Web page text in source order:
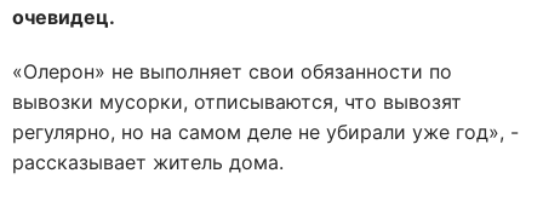
очевидец.
«Олерон» не выполняет свои обязанности по
вывозки мусорки, отписываются, что вывозят
регулярно, но на самом деле не убирали уже год», -
рассказывает житель дома.